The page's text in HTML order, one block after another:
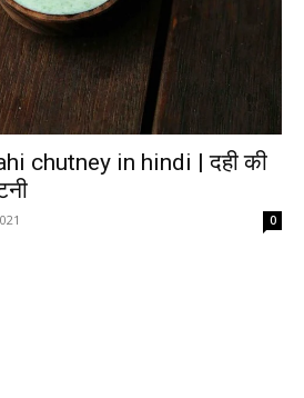
chutney in hindi | दही की
0